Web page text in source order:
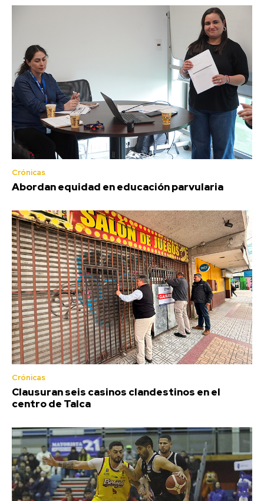
Crónicas
Abordan equidad en educación parvularia
Crónicas
Clausuran seis casinos clandestinos en el
centro de Talca